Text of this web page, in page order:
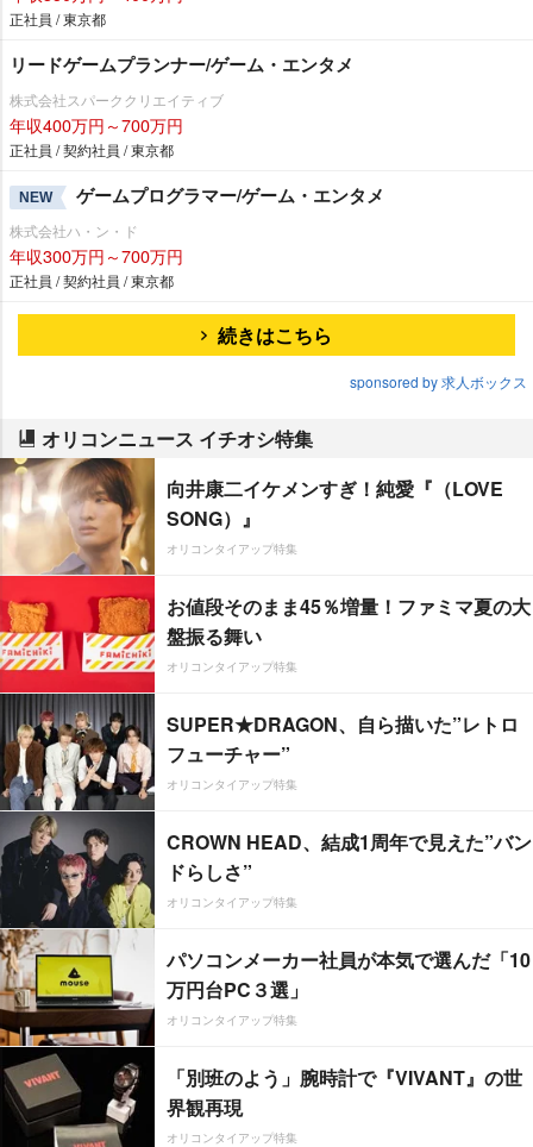
正社員 / 東京都
リードゲームプランナー/ゲーム・エンタメ
株式会社スパーククリエイティブ
年収400万円～700万円
正社員 / 契約社員 / 東京都
NEW ゲームプログラマー/ゲーム・エンタメ
株式会社ハ・ン・ド
年収300万円～700万円
正社員 / 契約社員 / 東京都
続きはこちら
sponsored by 求人ボックス
オリコンニュース イチオシ特集
向井康二イケメンすぎ！純愛『（LOVE
SONG）』
オリコンタイアップ特集
お値段そのまま45％増量！ファミマ夏の大
盤振る舞い
オリコンタイアップ特集
SUPER★DRAGON、自ら描いた”レトロ
フューチャー”
オリコンタイアップ特集
CROWN HEAD、結成1周年で見えた”バン
ドらしさ”
オリコンタイアップ特集
パソコンメーカー社員が本気で選んだ「10
万円台PC３選」
オリコンタイアップ特集
「別班のよう」腕時計で『VIVANT』の世
界観再現
オリコンタイアップ特集